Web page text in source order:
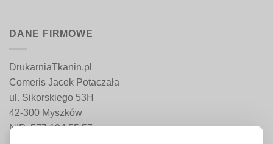
DANE FIRMOWE
DrukarniaTkanin.pl
Comeris Jacek Potaczała
ul. Sikorskiego 53H
42-300 Myszków
NIP: 577 194 55 57